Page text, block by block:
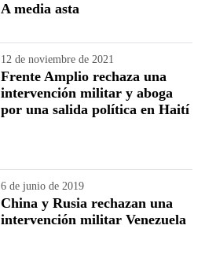
A media asta
12 de noviembre de 2021
Frente Amplio rechaza una
intervención militar y aboga
por una salida política en Haití
6 de junio de 2019
China y Rusia rechazan una
intervención militar Venezuela